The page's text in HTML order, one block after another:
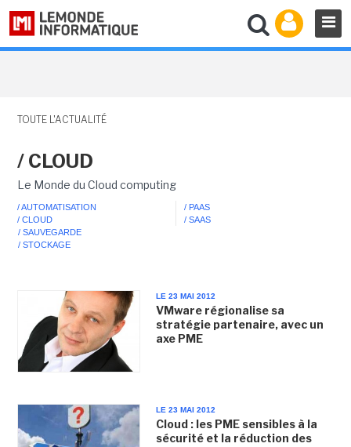
TOUTE L'ACTUALITÉ
/ CLOUD
Le Monde du Cloud computing
/ AUTOMATISATION
/ CLOUD
/ PAAS
/ SAAS
/ SAUVEGARDE
/ STOCKAGE
LE 23 MAI 2012
VMware régionalise sa
stratégie partenaire, avec un
axe PME
LE 23 MAI 2012
Cloud : les PME sensibles à la
sécurité et la réduction des